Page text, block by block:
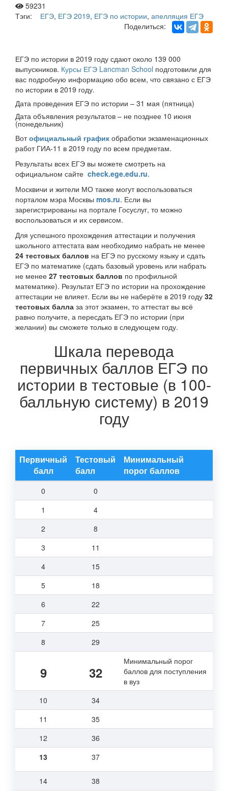
59231
Тэги:
ЕГЭ, ЕГЭ 2019, ЕГЭ по истории, апелляция ЕГЭ
Поделиться:
ЕГЭ по истории в 2019 году сдают около 139 000
выпускников. Курсы ЕГЭ Lancman School подготовили для
вас подробную информацию обо всем, что связано с ЕГЭ
по истории в 2019 году.
Дата проведения ЕГЭ по истории – 31 мая (пятница)
Дата объявления результатов – не позднее 10 июня
(понедельник)
Вотофициальный график обработки экзаменационных
работ ГИА-11 в 2019 году по всем предметам.
Результаты всех ЕГЭ вы можете смотреть на
официальном сайте check.ege.edu.ru.
Москвичи и жители МО также могут воспользоваться
порталом мэра Москвы mos.ru. Если вы
зарегистрированы на портале Госуслуг, то можно
воспользоваться и их сервисом.
Для успешного прохождения аттестации и получения
школьного аттестата вам необходимо набрать не менее
24 тестовых баллов на ЕГЭ по русскому языку и сдать
ЕГЭ по математике (сдать базовый уровень или набрать
не менее 27 тестовых баллов по профильной
математике). Результат ЕГЭ по истории на прохождение
аттестации не влияет. Если вы не наберёте в 2019 году 32
тестовых балла за этот экзамен, то аттестат вы всё
равно получите, а пересдать ЕГЭ по истории (при
желании) вы сможете только в следующем году.
Шкала перевода
первичных баллов ЕГЭ по
истории в тестовые (в 100-
балльную систему) в 2019
году
Первичный
балл
Тестовый
балл
Минимальный
порог баллов
0
0
1
4
2
8
3
11
4
15
5
18
6
22
7
25
8
29
9 32
Минимальный порог
баллов для поступления
в вуз
10
34
11
35
12
36
13
37
14 38